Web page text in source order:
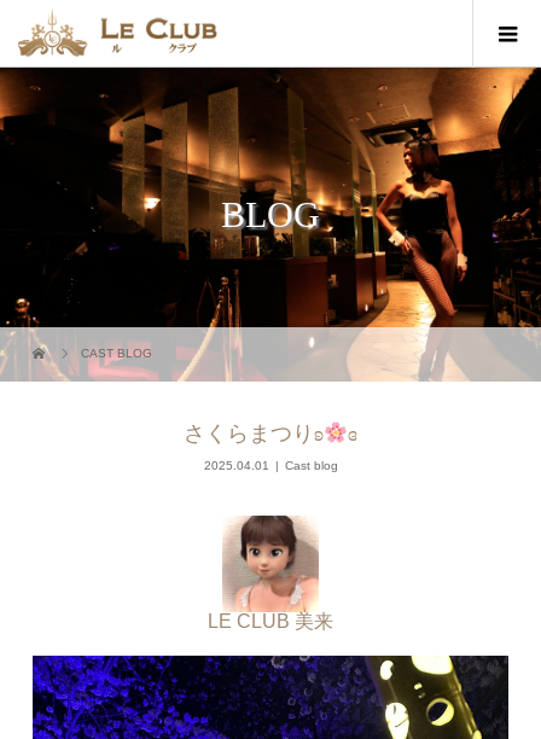
BLOG
CAST BLOG
さくらまつりʚ ɞ
2025.04.01 Cast blog
LE CLUB 美来